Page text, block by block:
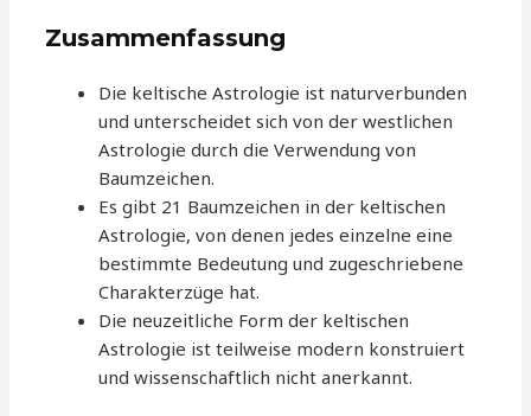
Zusammenfassung
Die keltische Astrologie ist naturverbunden
und unterscheidet sich von der westlichen
Astrologie durch die Verwendung von
Baumzeichen.
Es gibt 21 Baumzeichen in der keltischen
Astrologie, von denen jedes einzelne eine
bestimmte Bedeutung und zugeschriebene
Charakterzüge hat.
Die neuzeitliche Form der keltischen
Astrologie ist teilweise modern konstruiert
und wissenschaftlich nicht anerkannt.